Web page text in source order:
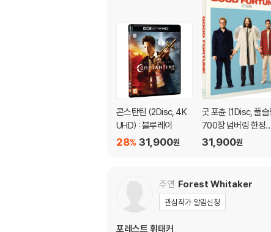
콘스탄틴 (2Disc, 4K
UHD) : 블루레이
31,900원
28%
굿 포츈 (1Disc, 풀슬
700장 넘버링 한정
: 블루레이
31,900원
주연 Forest Whitaker
관심작가 알림신청
포레스트 휘태커